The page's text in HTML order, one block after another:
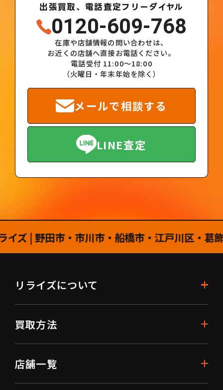
出張買取、電話査定フリーダイヤル
0120-609-768
在庫や店舗情報の問い合わせは、
お近くの店舗へ直接お電話ください。
電話受付 11:00～18:00
（火曜日・年末年始を除く）
メールで相談する
LINE査定
田市・市川市・船橋市・江戸川区・葛飾区・
リライズについて
買取方法
店舗一覧